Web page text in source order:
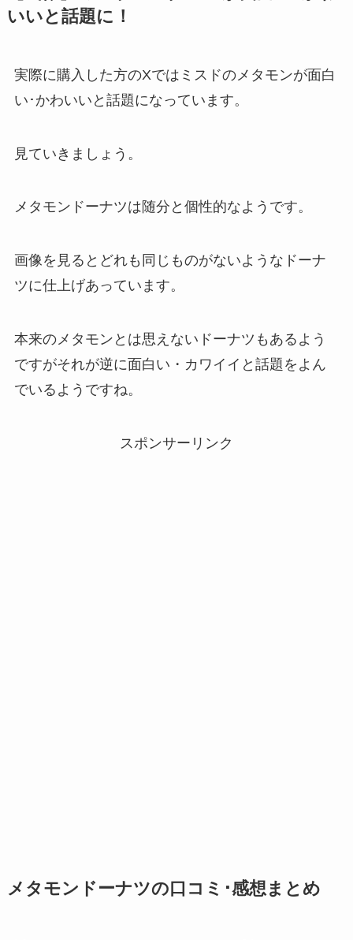
いいと話題に！
実際に購入した方のXではミスドのメタモンが面白
い･かわいいと話題になっています。
見ていきましょう。
メタモンドーナツは随分と個性的なようです。
画像を見るとどれも同じものがないようなドーナ
ツに仕上げあっています。
本来のメタモンとは思えないドーナツもあるよう
ですがそれが逆に面白い・カワイイと話題をよん
でいるようですね。
スポンサーリンク
メタモンドーナツの口コミ･感想まとめ